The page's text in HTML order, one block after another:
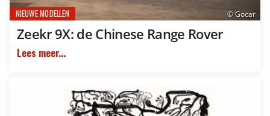
© Gocar
NIEUWE MODELLEN
Zeekr 9X: de Chinese Range Rover
Lees meer...